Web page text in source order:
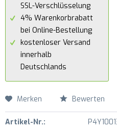
SSL-Verschlüsselung
4% Warenkorbrabatt
bei Online-Bestellung
kostenloser Versand
innerhalb
Deutschlands
Merken Bewerten
Artikel-Nr.: